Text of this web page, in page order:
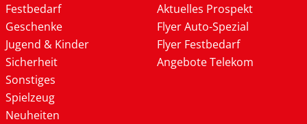
Festbedarf
Geschenke
Jugend & Kinder
Sicherheit
Sonstiges
Spielzeug
Neuheiten
Aktuelles Prospekt
Flyer Auto-Spezial
Flyer Festbedarf
Angebote Telekom